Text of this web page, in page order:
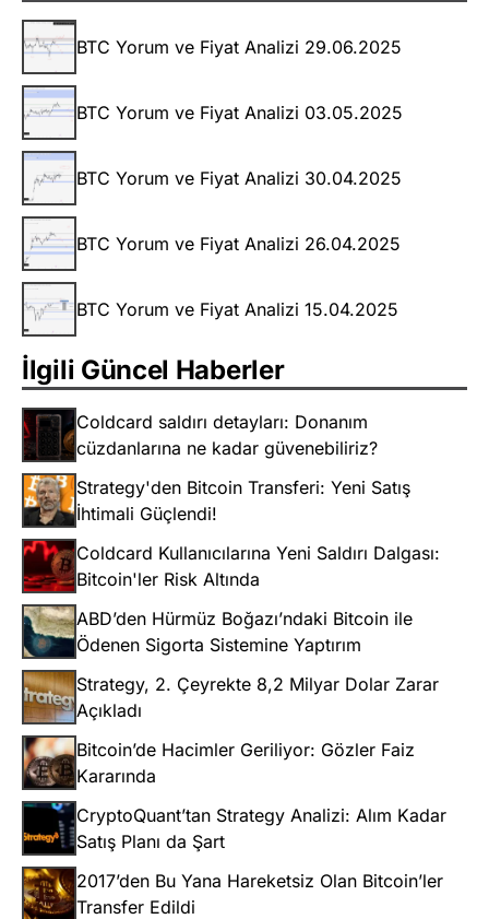
BTC Yorum ve Fiyat Analizi 29.06.2025
BTC Yorum ve Fiyat Analizi 03.05.2025
BTC Yorum ve Fiyat Analizi 30.04.2025
BTC Yorum ve Fiyat Analizi 26.04.2025
BTC Yorum ve Fiyat Analizi 15.04.2025
İlgili Güncel Haberler
Coldcard saldırı detayları: Donanım
cüzdanlarına ne kadar güvenebiliriz?
Strategy'den Bitcoin Transferi: Yeni Satış
İhtimali Güçlendi!
Coldcard Kullanıcılarına Yeni Saldırı Dalgası:
Bitcoin'ler Risk Altında
ABD’den Hürmüz Boğazı’ndaki Bitcoin ile
Ödenen Sigorta Sistemine Yaptırım
Strategy, 2. Çeyrekte 8,2 Milyar Dolar Zarar
Açıkladı
Bitcoin’de Hacimler Geriliyor: Gözler Faiz
Kararında
CryptoQuant’tan Strategy Analizi: Alım Kadar
Satış Planı da Şart
2017’den Bu Yana Hareketsiz Olan Bitcoin’ler
Transfer Edildi